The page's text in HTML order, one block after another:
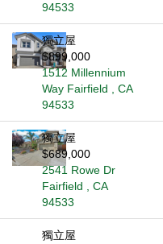
94533
獨立屋
$899,000
1512 Millennium
Way Fairfield , CA
94533
獨立屋
$689,000
2541 Rowe Dr
Fairfield , CA
94533
獨立屋